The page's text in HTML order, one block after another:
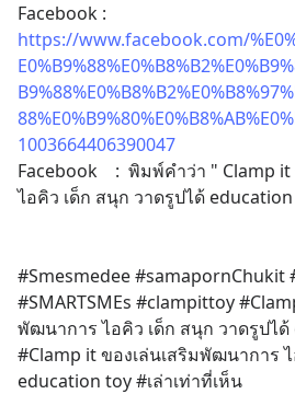
https://www.facebook.com/
1003664406390047
Facebook    :  พิมพ์คำว่า " Clamp
ไอคิว เด็ก สนุก วาดรูปได้
#Smesmedee #samapornChukit
#SMARTSMEs #clampittoy
พัฒนาการ ไอคิว เด็ก สนุก วาดรูปไ
#Clamp it ของเล่นเสริมพัฒนาการ
education toy #เล่าเท่าที่เห็น